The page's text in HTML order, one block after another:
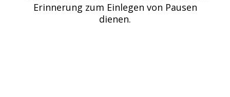
Erinnerung zum Einlegen von Pausen
dienen.